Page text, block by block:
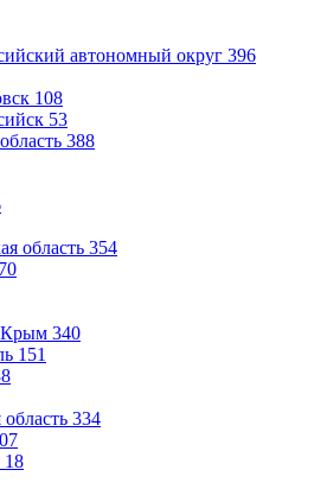
автономный округ 396
108
53
388
область 354
Крым 340
151
334
18